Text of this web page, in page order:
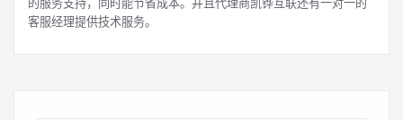
客服经理提供技术服务。